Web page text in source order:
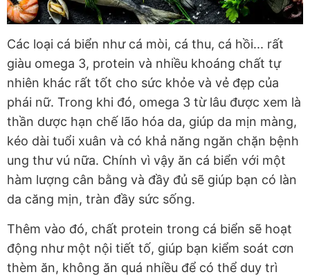
Các loại cá biển như cá mòi, cá thu, cá hồi... rất
giàu omega 3, protein và nhiều khoáng chất tự
nhiên khác rất tốt cho sức khỏe và vẻ đẹp của
phái nữ. Trong khi đó, omega 3 từ lâu được xem là
thần dược hạn chế lão hóa da, giúp da mịn màng,
kéo dài tuổi xuân và có khả năng ngăn chặn bệnh
ung thư vú nữa. Chính vì vậy ăn cá biển với một
hàm lượng cân bằng và đầy đủ sẽ giúp bạn có làn
da căng mịn, tràn đầy sức sống.
Thêm vào đó, chất protein trong cá biển sẽ hoạt
động như một nội tiết tố, giúp bạn kiểm soát cơn
thèm ăn, không ăn quá nhiều để có thể duy trì